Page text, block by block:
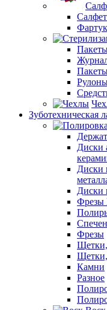
Зуботехническая
Диски
Диски
Диски
Фрезы
Фрезы
Щетки,
Камни
Разное